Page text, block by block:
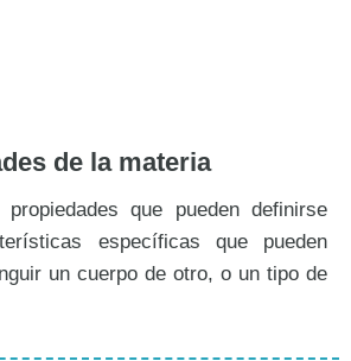
de la materia
que pueden definirse
específicas que pueden
un cuerpo de otro, o un tipo de